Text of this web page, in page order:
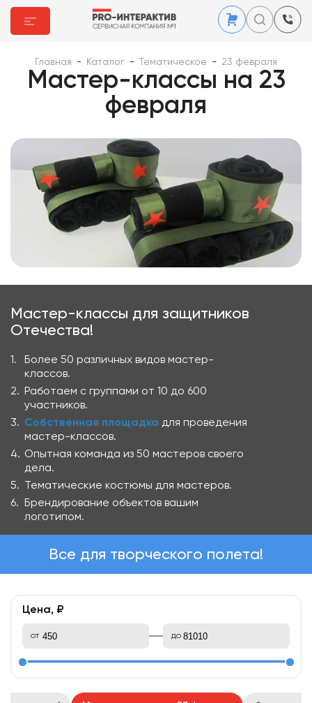
Главная - Каталог - Тематическое - 23 февраля
Мастер-классы на 23
февраля
Мастер-классы для защитников
Отечества!
Более 50 различных видов мастер-
классов.
Работаем с группами от 10 до 600
участников.
Собственная площадка для проведения
мастер-классов.
Опытная команда из 50 мастеров своего
дела.
Тематические костюмы для мастеров.
Брендирование объектов вашим
логотипом.
Все для творческого полета!
Цена, ₽
от до